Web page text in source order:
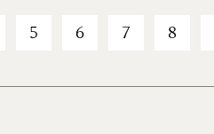
5 6 7 8